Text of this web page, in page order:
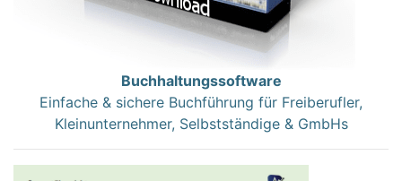
Buchhaltungssoftware
Einfache & sichere Buchführung für Freiberufler,
Kleinunternehmer, Selbstständige & GmbHs